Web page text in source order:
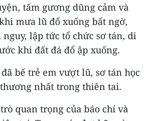
tấm gương dũng cảm và
mưa lũ đổ xuống bất ngờ,
lập tức tổ chức sơ tán, di
khi đất đá đổ ập xuống.
bế trẻ em vượt lũ, sơ tán học
nhất trong thiên tai.
quan trọng của báo chí và